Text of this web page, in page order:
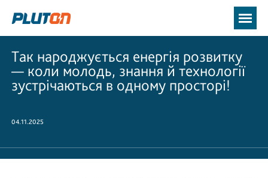
Так народжується енергія розвитку
— коли молодь, знання й технології
зустрічаються в одному просторі!
04.11.2025